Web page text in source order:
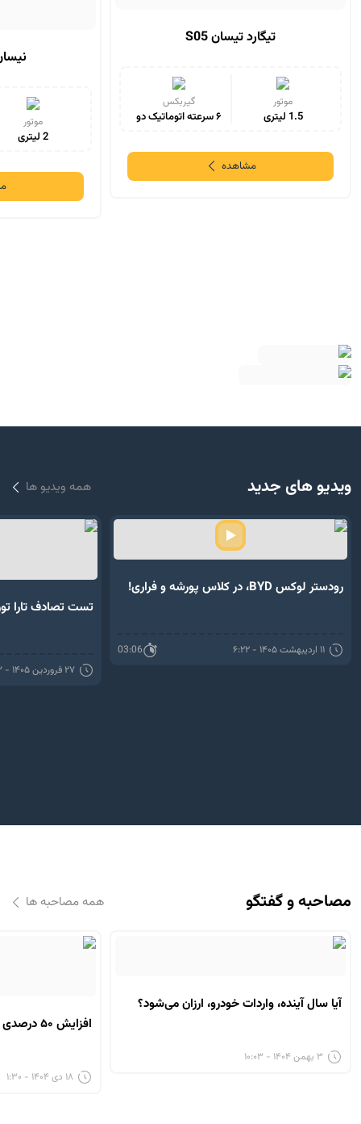
تیگارد تیسان S05
موتور
1.5 لیتری
گیربکس
۶ سرعته اتوماتیک دو
مشاهده
موتور
2 لیتری
ویدیو های جدید همه ویدیو ها
رودستر لوکس BYD، در کلاس پورشه و فراری!
۱۱ اردیبهشت ۱۴۰۵ - ۶:۲۲ 03:06
تست تصادف تارا
۲۷ فروردین ۱۴۰۵ - ۱۰:۳۳
مصاحبه و گفتگو همه مصاحبه ها
آیا سال آینده، واردات خودرو، ارزان می‌شود؟
۳ بهمن ۱۴۰۴ - ۱۰:۰۳
افزایش ۵۰ درصدی قیمت تایر در راه است؟
۱۸ دی ۱۴۰۴ - ۱:۳۰